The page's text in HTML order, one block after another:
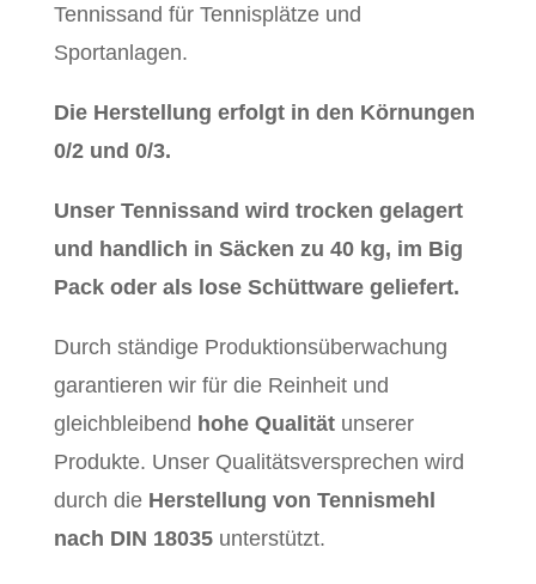
Tennissand für Tennisplätze und
Sportanlagen.
Die Herstellung erfolgt in den Körnungen
0/2 und 0/3.
Unser Tennissand wird trocken gelagert
und handlich in Säcken zu 40 kg, im Big
Pack oder als lose Schüttware geliefert.
Durch ständige Produktionsüberwachung
garantieren wir für die Reinheit und
gleichbleibend hohe Qualitätunserer
Produkte. Unser Qualitätsversprechen wird
durch die Herstellung von Tennismehl
nach DIN 18035unterstützt.